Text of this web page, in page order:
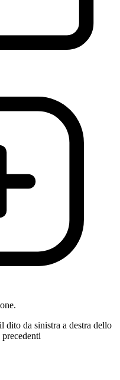
da sinistra a destra dello